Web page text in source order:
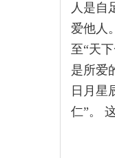
人是自
爱他人
至“天
是所爱
日月星
仁”。